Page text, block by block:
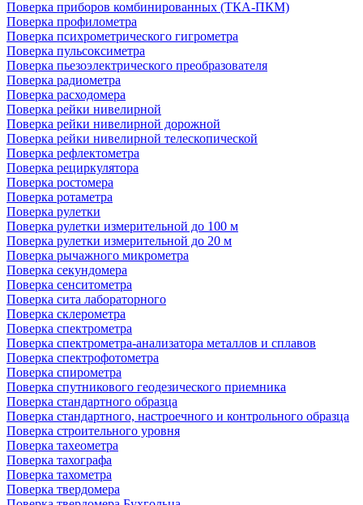
Поверка приборов комбинированных (ТКА-ПКМ)
Поверка профилометра
Поверка психрометрического гигрометра
Поверка пульсоксиметра
Поверка пьезоэлектрического преобразователя
Поверка радиометра
Поверка расходомера
Поверка рейки нивелирной
Поверка рейки нивелирной дорожной
Поверка рейки нивелирной телескопической
Поверка рефлектометра
Поверка рециркулятора
Поверка ростомера
Поверка ротаметра
Поверка рулетки
Поверка рулетки измерительной до 100 м
Поверка рулетки измерительной до 20 м
Поверка рычажного микрометра
Поверка секундомера
Поверка сенситометра
Поверка сита лабораторного
Поверка склерометра
Поверка спектрометра
Поверка спектрометра-анализатора металлов и сплавов
Поверка спектрофотометра
Поверка спирометра
Поверка спутникового геодезического приемника
Поверка стандартного образца
Поверка стандартного, настроечного и контрольного образца
Поверка строительного уровня
Поверка тахеометра
Поверка тахографа
Поверка тахометра
Поверка твердомера